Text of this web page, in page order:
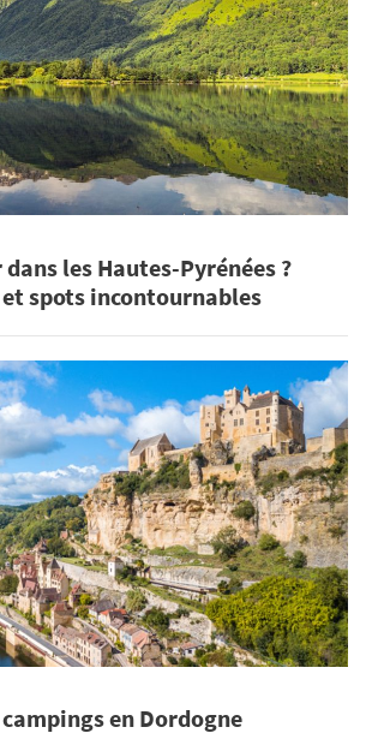
les Hautes-Pyrénées ?
spots incontournables
en Dordogne